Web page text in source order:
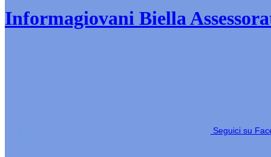
Informagiovani Biella
Seguici su